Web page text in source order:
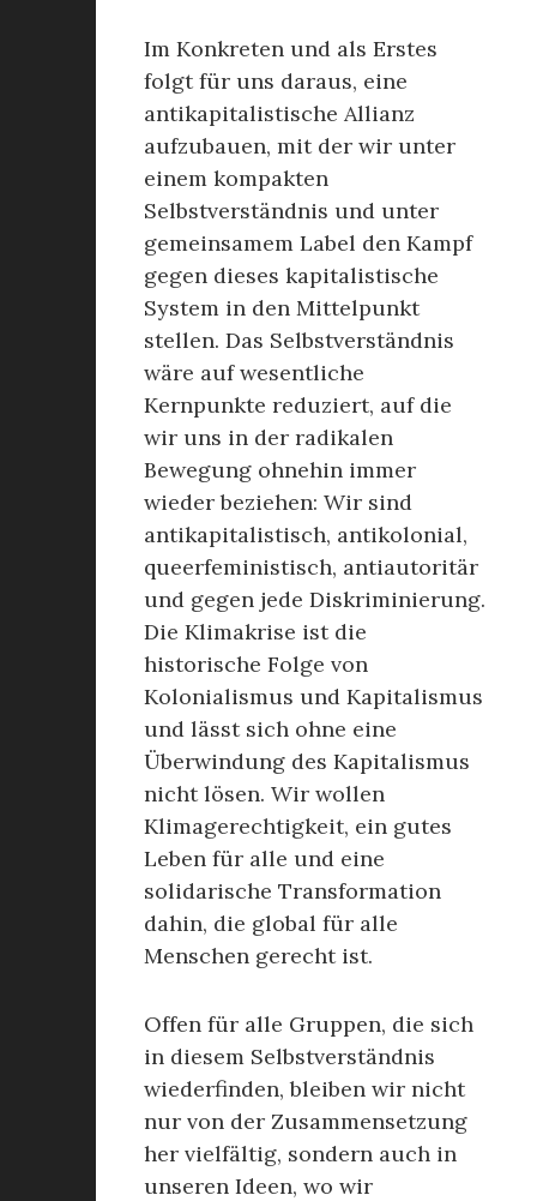
Im Konkreten und als Erstes
folgt für uns daraus, eine
antikapitalistische Allianz
aufzubauen, mit der wir unter
einem kompakten
Selbstverständnis und unter
gemeinsamem Label den Kampf
gegen dieses kapitalistische
System in den Mittelpunkt
stellen. Das Selbstverständnis
wäre auf wesentliche
Kernpunkte reduziert, auf die
wir uns in der radikalen
Bewegung ohnehin immer
wieder beziehen: Wir sind
antikapitalistisch, antikolonial,
queerfeministisch, antiautoritär
und gegen jede Diskriminierung.
Die Klimakrise ist die
historische Folge von
Kolonialismus und Kapitalismus
und lässt sich ohne eine
Überwindung des Kapitalismus
nicht lösen. Wir wollen
Klimagerechtigkeit, ein gutes
Leben für alle und eine
solidarische Transformation
dahin, die global für alle
Menschen gerecht ist.
Offen für alle Gruppen, die sich
in diesem Selbstverständnis
wiederfinden, bleiben wir nicht
nur von der Zusammensetzung
her vielfältig, sondern auch in
unseren Ideen, wo wir